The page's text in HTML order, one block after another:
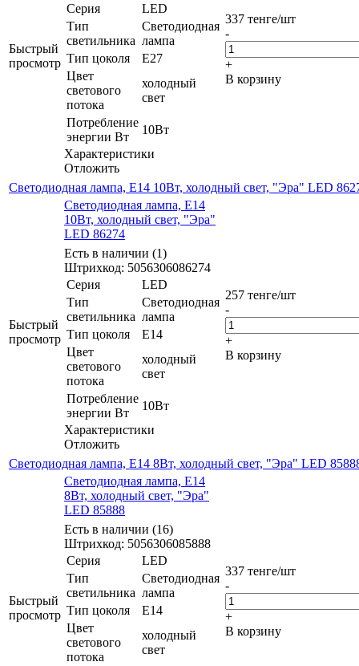
Быстрый
просмотр
Серия
LED
Тип
светильника
Светодиодная
лампа
Тип цоколя
E27
Цвет
светового
потока
холодный
свет
Потребление
энергии Вт
10Вт
Характеристики
Отложить
337 тенге/шт
-
+
В корзину
Светодиодная лампа, E14 10Вт, холодный свет, "Эра" LED
Быстрый
просмотр
Светодиодная лампа, E14
10Вт, холодный свет, "Эра"
LED 86274
Есть в наличии (1)
Штрихкод: 5056306086274
Серия
LED
Тип
светильника
Светодиодная
лампа
Тип цоколя
E14
Цвет
светового
потока
холодный
свет
Потребление
энергии Вт
10Вт
Характеристики
Отложить
257 тенге/шт
-
+
В корзину
Светодиодная лампа, E14 8Вт, холодный свет, "Эра" LED
Быстрый
просмотр
Светодиодная лампа, E14
8Вт, холодный свет, "Эра"
LED 85888
Есть в наличии (16)
Штрихкод: 5056306085888
Серия
LED
Тип
светильника
Светодиодная
лампа
Тип цоколя
E14
Цвет
светового
потока
холодный
свет
337 тенге/шт
-
+
В корзину